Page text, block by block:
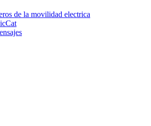
de la movilidad electrica